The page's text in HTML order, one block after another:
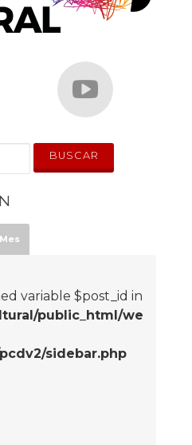
variable $post_id in
public_html/we
sidebar.php